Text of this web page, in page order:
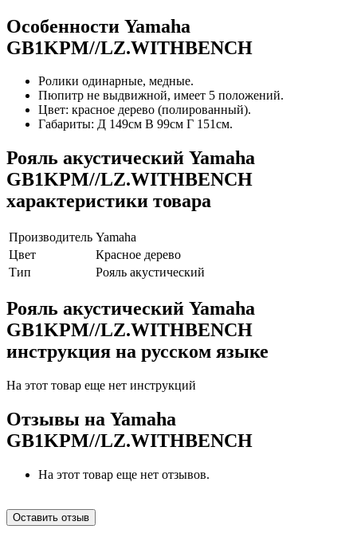
Особенности Yamaha
GB1KPM//LZ.WITHBENCH
Ролики одинарные, медные.
Пюпитр не выдвижной, имеет 5 положений.
Цвет: красное дерево (полированный).
Габариты: Д 149см В 99см Г 151см.
Рояль акустический Yamaha
GB1KPM//LZ.WITHBENCH
характеристики товара
Производитель Yamaha
Цвет
Красное дерево
Тип
Рояль акустический
Рояль акустический Yamaha
GB1KPM//LZ.WITHBENCH
инструкция на русском языке
На этот товар еще нет инструкций
Отзывы на Yamaha
GB1KPM//LZ.WITHBENCH
На этот товар еще нет отзывов.
Оставить отзыв